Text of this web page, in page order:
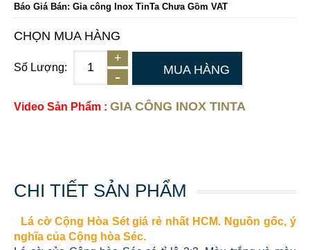
Báo Giá Bán: Gia công Inox TinTa Chưa Gồm VAT
CHỌN MUA HÀNG
Số Lượng: MUA HÀNG
Video Sản Phẩm : GIA CÔNG INOX TINTA
CHI TIẾT SẢN PHẨM
Lá cờ Cộng Hòa Sét giá rẻ nhất HCM. Nguồn gốc, ý
nghĩa của Cộng hòa Séc.